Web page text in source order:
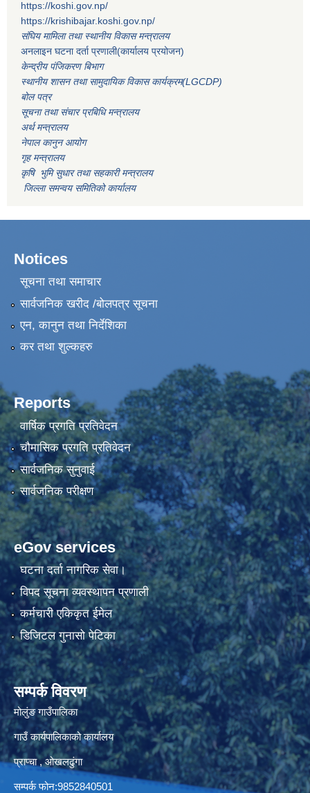
https://koshi.gov.np/
https://krishibajar.koshi.gov.np/
संघिय मामिला तथा स्थानीय विकास मन्त्रालय
अनलाइन घटना दर्ता प्रणाली(कार्यालय प्रयोजन)
केन्द्रीय पंजिकरण बिभाग
स्थानीय शासन तथा सामुदायिक विकास कार्यक्रम(LGCDP)
बोल पत्र
सूचना तथा संचार प्रबिधि मन्त्रालय
अर्थ मन्त्रालय
नेपाल कानुन आयोग
गृह मन्त्रालय
कृषि भुमि सुधार तथा सहकारी मन्त्रालय
जिल्ला समन्वय समितिको कार्यालय
Notices
सूचना तथा समाचार
सार्वजनिक खरीद /बोलपत्र सूचना
एन, कानुन तथा निर्देशिका
कर तथा शुल्कहरु
Reports
वार्षिक प्रगति प्रतिवेदन
चौमासिक प्रगति प्रतिवेदन
सार्वजनिक सुनुवाई
सार्वजनिक परीक्षण
eGov services
घटना दर्ता नागरिक सेवा।
विपद सूचना व्यवस्थापन प्रणाली
कर्मचारी एकिकृत ईमेल
डिजिटल गुनासो पेटिका
सम्पर्क विवरण
मोलुंङ गाउँपालिका
गाउँ कार्यपालिकाको कार्यालय
प्राप्चा , ओखलढुंगा
सम्पर्क फोन:9852840501